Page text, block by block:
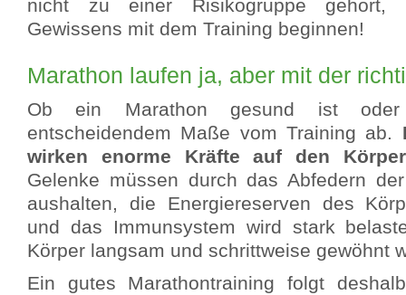
nicht zu einer Risikogruppe gehört,
Gewissens mit dem Training beginnen!
Marathon laufen ja, aber mit der
Ob ein Marathon gesund ist
entscheidendem Maße vom Training ab.
wirken enorme Kräfte auf den Körper
Gelenke müssen durch das Abfedern
aushalten, die Energiereserven des
und das Immunsystem wird stark
Körper langsam und schrittweise gewöhnt
Ein gutes Marathontraining folgt